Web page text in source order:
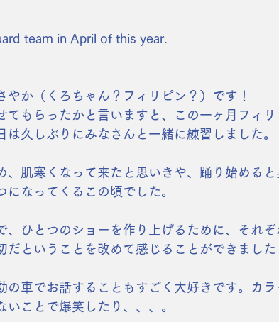
team in April of this year.
やか（くろちゃん？フィリピン？）です！
てもらったかと言いますと、この一ヶ月フィ
は久しぶりにみなさんと一緒に練習しました。
、肌寒くなって来たと思いきや、踊り始める
になってくるこの頃でした。
、ひとつのショーを作り上げるために、それ
だということを改めて感じることができました
の車でお話することもすごく大好きです。カ
ことで爆笑したり、、、。